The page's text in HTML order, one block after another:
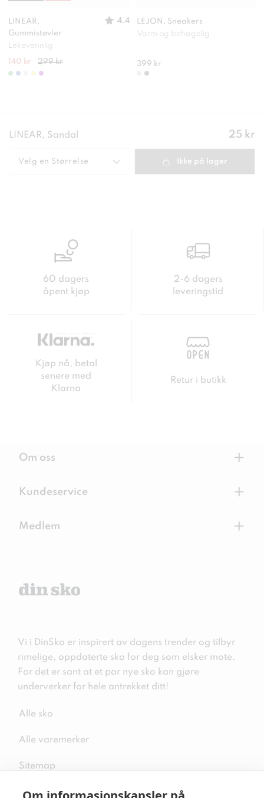
LINEAR,
Gummistøvler
4.4
Lekevennlig
140 kr 299 kr
LEJON, Sneakers
Varm og behagelig
399 kr
LINEAR, Sandal Pris:
25 kr
Velg en Størrelse Ikke på lager
60 dagers
åpent kjøp
2-6 dagers
leveringstid
Kjøp nå, betal
senere med
Klarna
Retur i butikk
Om oss +
Kundeservice +
Medlem +
Vi i DinSko er inspirert av dagens trender og tilbyr
rimelige, oppdaterte sko for deg som elsker mote.
For det er sant at et par nye sko kan gjøre
underverker for hele antrekket ditt!
Alle sko
Alle varemerker
Sitemap